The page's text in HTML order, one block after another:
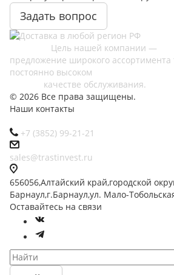
Задать вопрос
Цель нашей компании —
предложение широкого ассортимента
постоянно высоком
качестве обслуживания.
© 2026 Все права защищены.
Наши контакты
+7 (3852) 99-21-21
sales@trastinvest.ru
656056,Алтайский край,городской
Барнаул,г.Барнаул,ул. Мало-
Оставайтесь на связи